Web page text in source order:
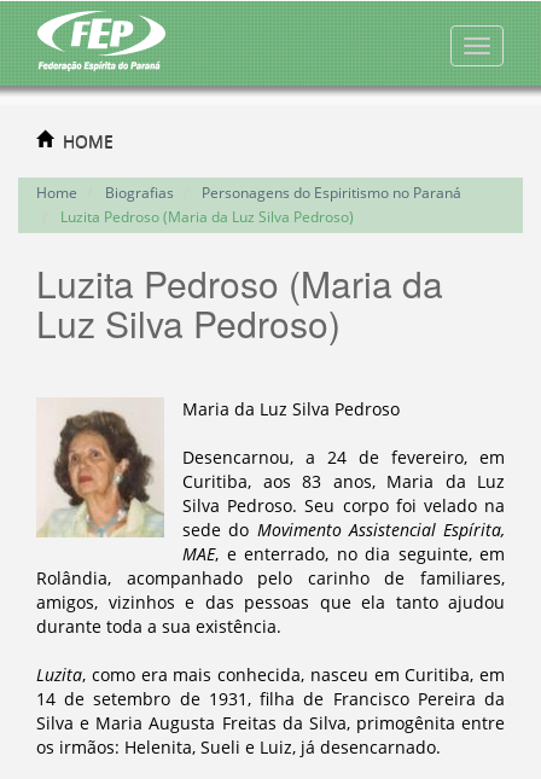
HOME
Home Biografias
Personagens do Espiritismo no Paraná
Luzita Pedroso (Maria da Luz Silva Pedroso)
Luzita Pedroso (Maria da
Luz Silva Pedroso)
Maria da Luz Silva Pedroso
Desencarnou, a 24 de fevereiro, em
Curitiba, aos 83 anos, Maria da Luz
Silva Pedroso. Seu corpo foi velado na
sede do Movimento Assistencial Espírita,
MAE, e enterrado, no dia seguinte, em
Rolândia, acompanhado pelo carinho de familiares,
amigos, vizinhos e das pessoas que ela tanto ajudou
durante toda a sua existência.
Luzita, como era mais conhecida, nasceu em Curitiba, em
14 de setembro de 1931, filha de Francisco Pereira da
Silva e Maria Augusta Freitas da Silva, primogênita entre
os irmãos: Helenita, Sueli e Luiz, já desencarnado.